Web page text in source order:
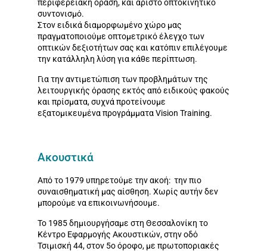
περιφερειακή όραση, και άριστο οπτοκινητικό
συντονισμό.
Στον ειδικά διαμορφωμένο χώρο μας
πραγματοποιούμε οπτομετρικό έλεγχο των
οπτικών δεξιοτήτων σας και κατόπιν επιλέγουμε
την κατάλληλη λύση για κάθε περίπτωση.
Για την αντιμετώπιση των προβλημάτων της
λειτουργικής όρασης εκτός από ειδικούς φακούς
και πρίσματα, συχνά προτείνουμε
εξατομικευμένα προγράμματα Vision Training.
Ακουστικά
Από το 1979 υπηρετούμε την ακοή: την πιο
συναισθηματική μας αίσθηση. Χωρίς αυτήν δεν
μπορούμε να επικοινωνήσουμε.
Το 1985 δημιουργήσαμε στη Θεσσαλονίκη το
Κέντρο Εφαρμογής Ακουστικών, στην οδό
Τσιμισκή 44, στον 5ο όροφο, με πρωτοποριακές